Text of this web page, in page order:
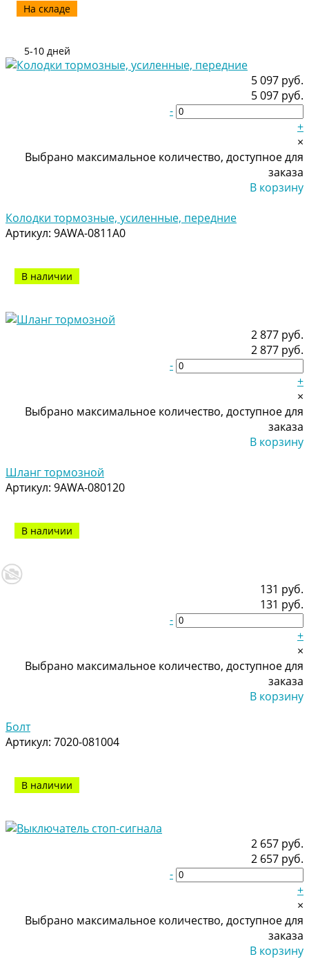
На складе
5-10 дней
5 097 руб.
5 097 руб.
-
+
×
Выбрано максимальное количество, доступное для
заказа
В корзину
Колодки тормозные, усиленные, передние
Артикул: 9AWA-0811A0
В наличии
2 877 руб.
2 877 руб.
-
+
×
Выбрано максимальное количество, доступное для
заказа
В корзину
Шланг тормозной
Артикул: 9AWA-080120
В наличии
2 657 руб.
2 657 руб.
-
+
×
Выбрано максимальное количество, доступное для
заказа
В корзину
131 руб.
131 руб.
-
+
×
Выбрано максимальное количество, доступное для
заказа
В корзину
Болт
Артикул: 7020-081004
В наличии